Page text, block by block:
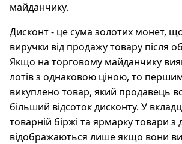
майданчику.
Дисконт - це сума золотих монет, що
виручки від продажу товару після
Якщо на торговому майданчику
лотів з однаковою ціною, то
викуплено товар, який продавець
більший відсоток дисконту. У
товарній біржі та ярмарку товари з
відображаються лише якщо вони